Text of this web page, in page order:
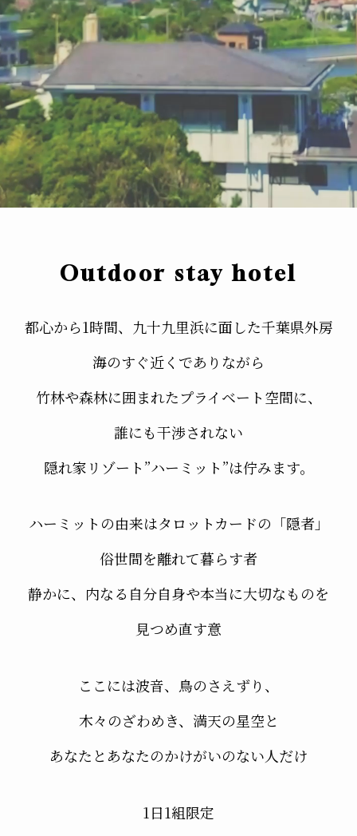
Outdoor stay hotel
都心から1時間、九十九里浜に面した千葉県外房
海のすぐ近くでありながら
竹林や森林に囲まれたプライベート空間に、
誰にも干渉されない
隠れ家リゾート”ハーミット”は佇みます。
ハーミットの由来はタロットカードの「隠者」
俗世間を離れて暮らす者
静かに、内なる自分自身や本当に大切なものを
見つめ直す意
ここには波音、鳥のさえずり、
木々のざわめき、満天の星空と
あなたとあなたのかけがいのない人だけ
1日1組限定